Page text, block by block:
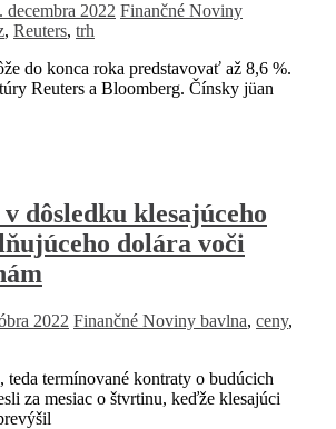
decembra 2022 Finančné Noviny
, Reuters, trh
do konca roka predstavovať až 8,6 %.
Reuters a Bloomberg. Čínsky jüan
dôsledku klesajúceho
dolára voči
2022 Finančné Noviny bavlna, ceny,
termínované kontraty o budúcich
za mesiac o štvrtinu, keďže klesajúci